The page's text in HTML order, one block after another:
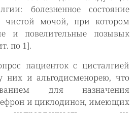
болезненное состояние
чистой мочой, при котором
и повелительные позывык
по 1].
пациенток с цисталгией
них и альгодисменорею, что
для назначения
и циклодинон, имеющих